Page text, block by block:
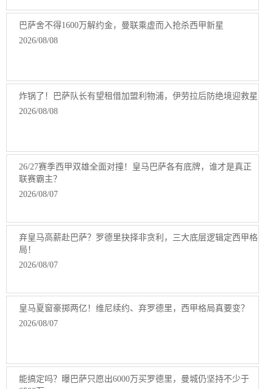
巴萨舍不得1600万解约金，曼联乘虚而入抢杀西甲新星
2026/08/08
炸锅了！巴萨队长有望租借加盟利物浦，伊劳拉后防绝境迎救星
2026/08/08
26/27赛季西甲双雄全面对撞！皇马巴萨各有底牌，谁才是真正
联赛霸主？
2026/08/07
弃皇马高薪赴巴萨？罗德里抉择非贪利，三大底层逻辑定西甲格
局！
2026/08/07
皇马夏窗豪掷两亿！维尼续约、弃罗德里，西甲格局真要变？
2026/08/07
能搞定吗？曝巴萨只愿出6000万买罗德里，曼城仍坚持不少于